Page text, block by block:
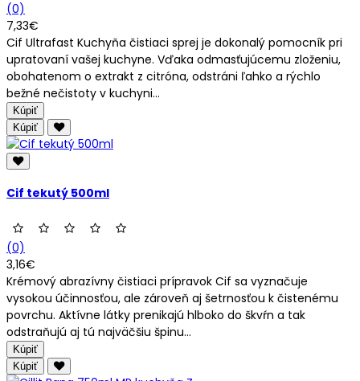
(0)
7,33€
Cif Ultrafast Kuchyňa čistiaci sprej je dokonalý pomocník pri
upratovaní vašej kuchyne. Vďaka odmasťujúcemu zloženiu,
obohatenom o extrakt z citróna, odstráni ľahko a rýchlo
bežné nečistoty v kuchyni...
Kúpiť
Kúpiť
Cif tekutý 500ml
(0)
3,16€
Krémový abrazívny čistiaci prípravok Cif sa vyznačuje
vysokou účinnosťou, ale zároveň aj šetrnosťou k čistenému
povrchu. Aktívne látky prenikajú hlboko do škvŕn a tak
odstraňujú aj tú najväčšiu špinu...
Kúpiť
Kúpiť